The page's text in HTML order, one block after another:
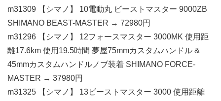
m31309 【シマノ】 10電動丸 ビーストマスター 9000ZB
SHIMANO BEAST-MASTER → 72980円
m31296 【シマノ】 12フォースマスター 3000MK 使用距
離17.6km 使用19.5時間 夢屋75mmカスタムハンドル &
45mmカスタムハンドルノブ装着 SHIMANO FORCE-
MASTER → 37980円
m31325 【シマノ】 13ビーストマスター 3000 使用距離